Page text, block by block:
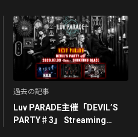
過去の記事
Luv PARADE主催「DEVIL’S
PARTY♯3」 Streaming